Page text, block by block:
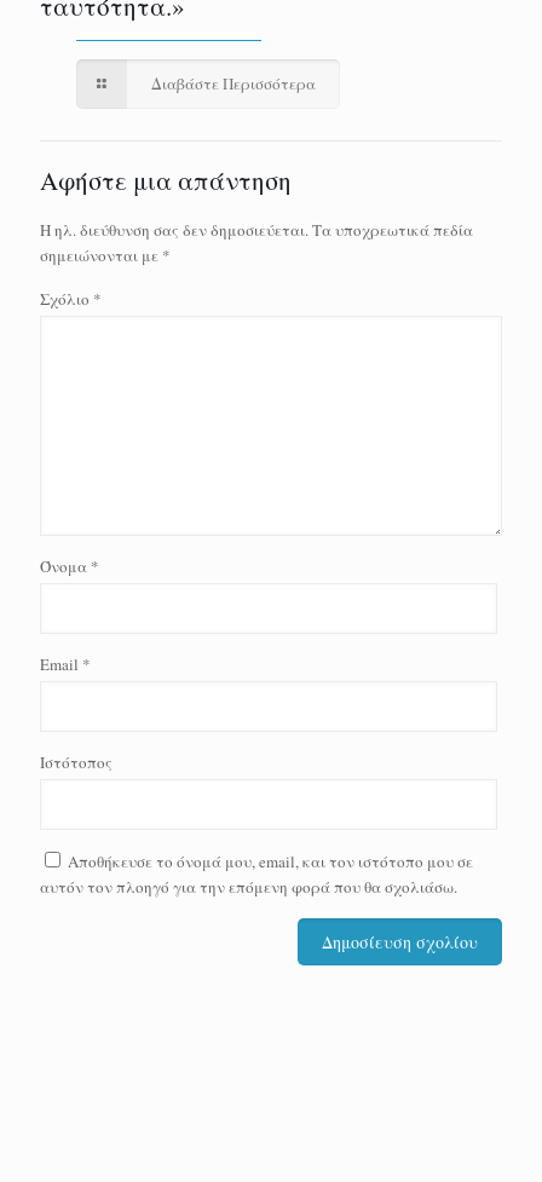
Διαβάστε Περισσότερα
Αφήστε μια απάντηση
Η ηλ. διεύθυνση σας δεν δημοσιεύεται.Τα υποχρεωτικά πεδία
σημειώνονται με *
Σχόλιο *
Όνομα *
Email *
Ιστότοπος
Αποθήκευσε το όνομά μου, email, και τον ιστότοπο μου σε
αυτόν τον πλοηγό για την επόμενη φορά που θα σχολιάσω.